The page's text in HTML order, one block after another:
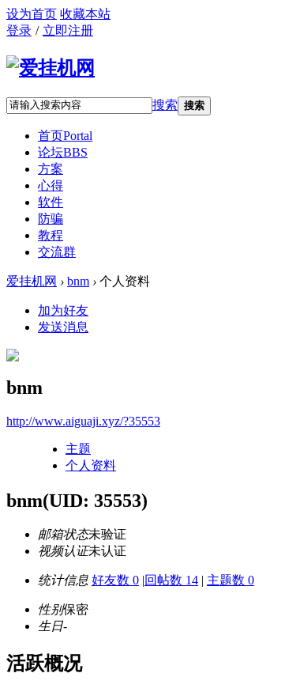
设为首页 收藏本站
登录 / 立即注册
搜索 搜索
首页Portal
论坛BBS
方案
心得
软件
防骗
教程
交流群
爱挂机网 › bnm › 个人资料
加为好友
发送消息
bnm
http://www.aiguaji.xyz/?35553
主题
个人资料
bnm(UID: 35553)
邮箱状态未验证
视频认证未认证
统计信息 好友数 0 |回帖数 14 | 主题数 0
性别保密
生日-
活跃概况